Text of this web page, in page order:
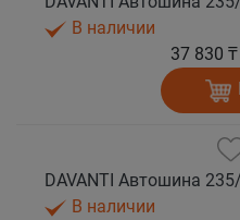
В наличии
37 830 ₸
В наличии